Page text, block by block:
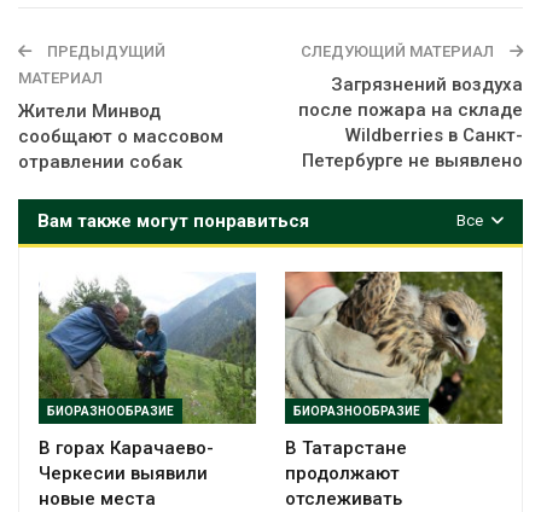
ПРЕДЫДУЩИЙ
МАТЕРИАЛ
Жители Минвод
сообщают о массовом
отравлении собак
СЛЕДУЮЩИЙ МАТЕРИАЛ
Загрязнений воздуха
после пожара на складе
Wildberries в Санкт-
Петербурге не выявлено
Все
Вам также могут понравиться
БИОРАЗНООБРАЗИЕ
В горах Карачаево-
Черкесии выявили
новые места
БИОРАЗНООБРАЗИЕ
В Татарстане
продолжают
отслеживать